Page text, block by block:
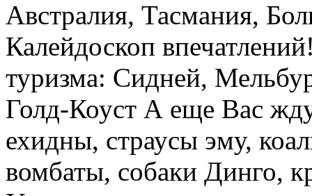
Австралия, Тасмания,
Калейдоскоп
туризма: Сидней,
Голд-Коуст А еще Вас
ехидны, страусы эму,
вомбаты, собаки Динго,